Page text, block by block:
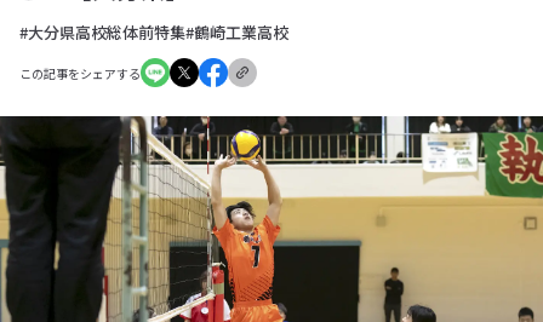
#大分県高校総体前特集#鶴崎工業高校
この記事をシェアする